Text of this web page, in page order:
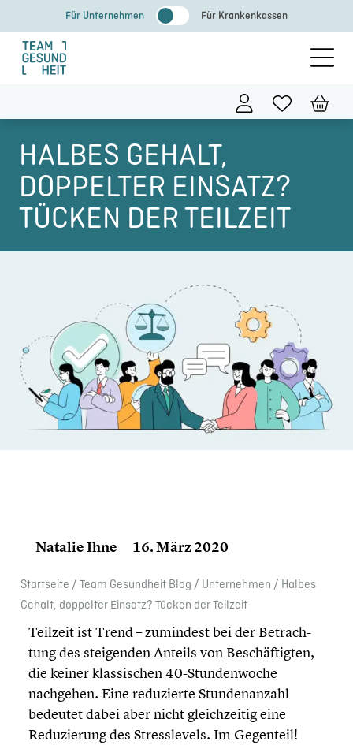
Inhalt
springen
Für Unternehmen Für Krankenkassen
HALBES GEHALT,
DOPPELTER EINSATZ?
TÜCKEN DER TEILZEIT
Natalie Ihne 16. März 2020
Start­seite / Team Gesund­heit Blog / Unter­neh­men / Halbes
Gehalt, doppelter Einsatz? Tücken der Teilzeit
Teilzeit ist Trend – zumindest bei der Betrach­
tung des steigen­den Anteils von Beschäf­tig­ten,
die keiner klassi­schen 40-Stundenwoche
nachgehen. Eine reduzierte Stunden­an­zahl
bedeutet dabei aber nicht gleich­zei­tig eine
Reduzie­rung des Stress­le­vels. Im Gegenteil!